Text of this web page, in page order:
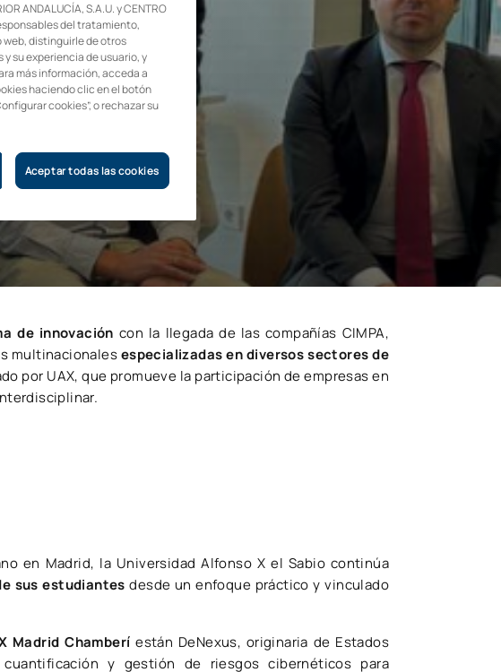
de innovación con la llegada de las compañías CIMPA,
multinacionalesespecializadas en diversos sectores de
por UAX, que promueve la participación de empresas en
en Madrid, la Universidad Alfonso X el Sabio continúa
sus estudiantes desde un enfoque práctico y vinculado
Madrid Chamberí están DeNexus, originaria de Estados
y gestión de riesgos cibernéticos para
ANDALUCÍA, S.A.U. y CENTRO
del tratamiento,
web, distinguirle de otros
su experiencia de usuario, y
más información, acceda a
haciendo clic en el botón
cookies”, o rechazar su
Aceptar todas las cookies